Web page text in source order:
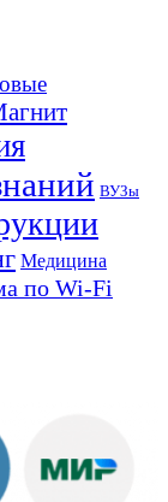
ВУЗы
Медицина
по Wi-Fi